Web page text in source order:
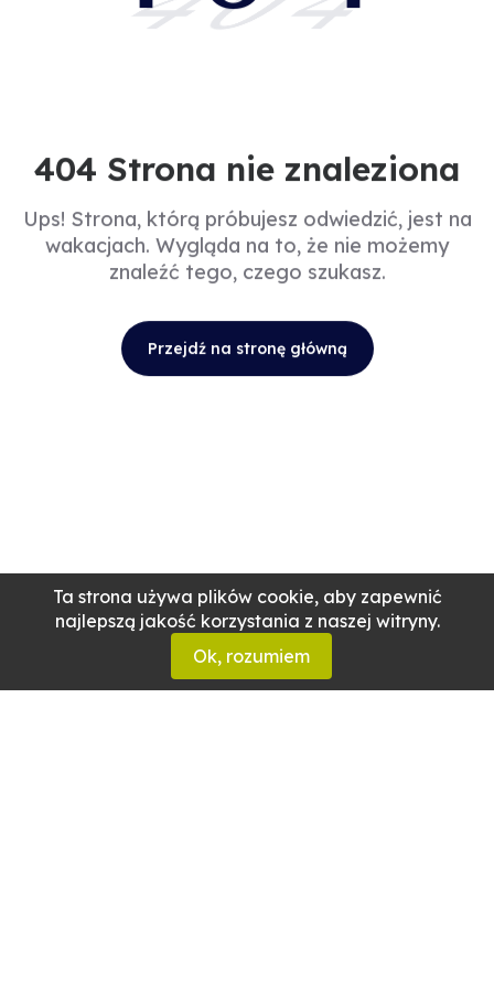
Ta strona używa plików cookie, aby zapewnić
najlepszą jakość korzystania z naszej witryny.
Ok, rozumiem
404 Strona nie znaleziona
Ups! Strona, którą próbujesz odwiedzić, jest na
wakacjach. Wygląda na to, że nie możemy
znaleźć tego, czego szukasz.
Przejdź na stronę główną